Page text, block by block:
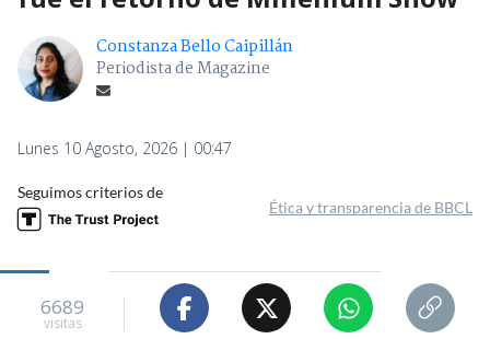
Constanza Bello Caipillán
Periodista de Magazine
Lunes 10 Agosto, 2026 | 00:47
Seguimos criterios de
Ética y transparencia de BBCL
6689
visitas